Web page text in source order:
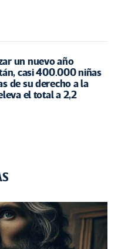
un nuevo año
casi 400.000 niñas
de su derecho a la
el total a 2,2